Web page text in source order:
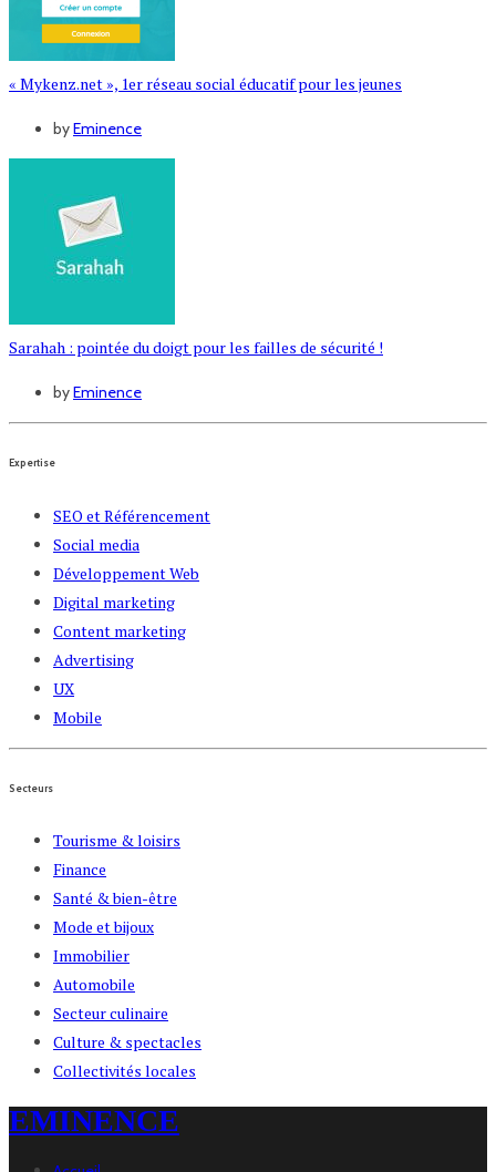
« Mykenz.net », 1er réseau social éducatif pour les jeunes
byEminence
Sarahah : pointée du doigt pour les failles de sécurité !
byEminence
Expertise
SEO et Référencement
Social media
Développement Web
Digital marketing
Content marketing
Advertising
UX
Mobile
Secteurs
Tourisme & loisirs
Finance
Santé & bien-être
Mode et bijoux
Immobilier
Automobile
Secteur culinaire
Culture & spectacles
Collectivités locales
EMINENCE